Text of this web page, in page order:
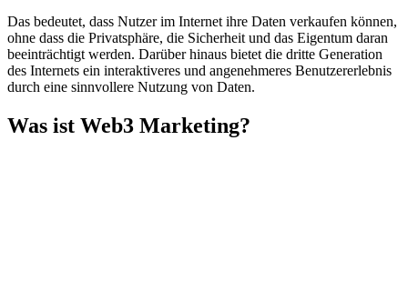
Das bedeutet, dass Nutzer im Internet ihre Daten verkaufen können,
ohne dass die Privatsphäre, die Sicherheit und das Eigentum daran
beeinträchtigt werden. Darüber hinaus bietet die dritte Generation
des Internets ein interaktiveres und angenehmeres Benutzererlebnis
durch eine sinnvollere Nutzung von Daten.
Was ist Web3 Marketing?